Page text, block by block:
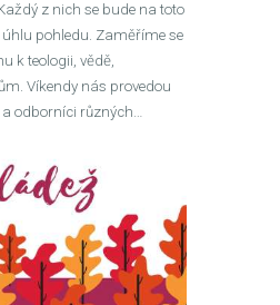
z nich se bude na toto
pohledu. Zaměříme se
k teologii, vědě,
Víkendy nás provedou
odborníci různých…